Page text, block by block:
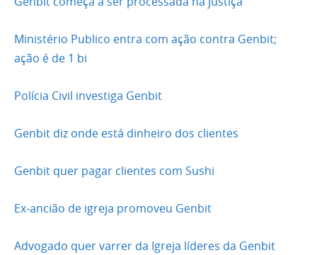
Ministério Publico entra com ação contra Genbit;
ação é de 1 bi
Polícia Civil investiga Genbit
Genbit diz onde está dinheiro dos clientes
Genbit quer pagar clientes com Sushi
Ex-ancião de igreja promoveu Genbit
Advogado quer varrer da Igreja líderes da Genbit